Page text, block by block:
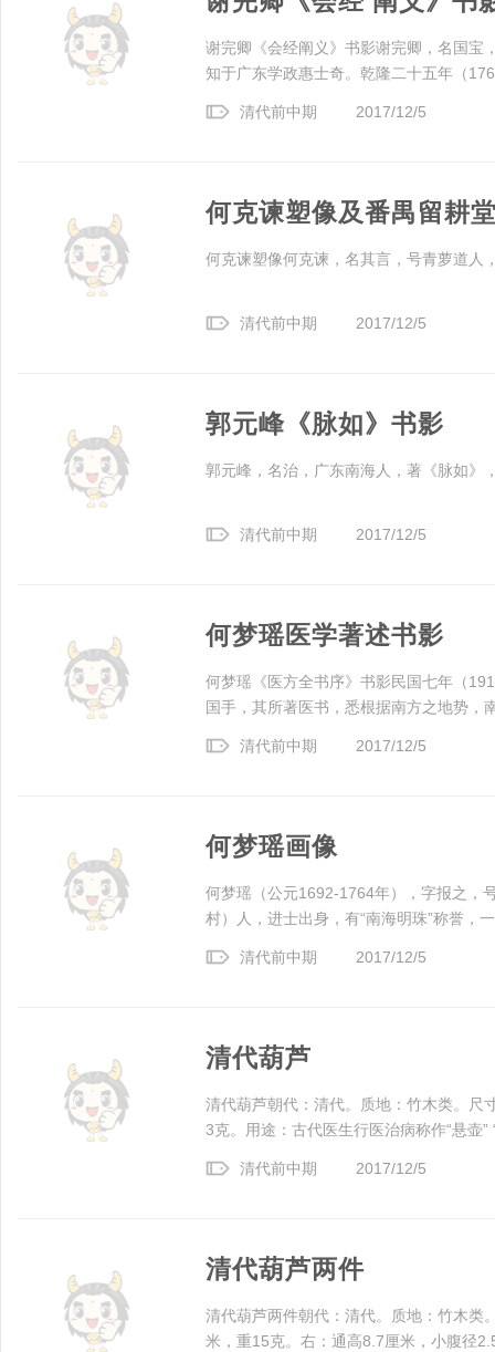
清代前中期 2017/12/5
谢完卿《会经阐义》书影谢完卿，名国宝
知于广东学政惠士奇。乾隆二十五年（
清代前中期 2017/12/5
何克谏塑像及番禺留耕
何克谏塑像何克谏，名其言，号青萝道人
清代前中期 2017/12/5
郭元峰《脉如》书影
郭元峰，名治，广东南海人，著《脉如》
清代前中期 2017/12/5
何梦瑶医学著述书影
何梦瑶《医方全书序》书影民国七年（
国手，其所著医书，悉根据南方之地势，
清代前中期 2017/12/5
何梦瑶画像
何梦瑶（公元1692-1764年），字报之，
村）人，进士出身，有“南海明珠”称誉，
清代前中期 2017/12/5
清代葫芦
清代葫芦朝代：清代。质地：竹木类。尺
3克。用途：古代医生行医治病称作“悬壶”
清代葫芦两件
清代葫芦两件朝代：清代。质地：竹木类
米，重15克。右：通高8.7厘米，小腹径